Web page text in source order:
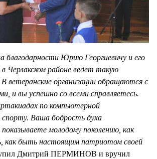
благодарности Юрию Георгиевичу и его
Черлакском районе ведет такую
ветеранские организации обращаются с
и вы успешно со всеми справляетесь.
по компьютерной
Ваша бодрость духа
молодому поколению, как
как быть настоящим патриотом своей
Дмитрий ПЕРМИНОВ и вручил